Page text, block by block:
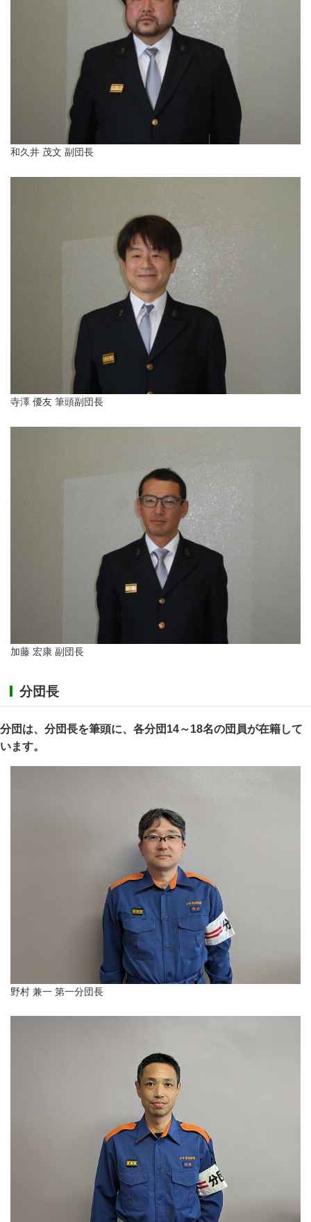
和久井 茂文 副団長
寺澤 優友 筆頭副団長
加藤 宏康 副団長
分団長
分団は、分団長を筆頭に、各分団14～18名の団員が在籍して
います。
野村 兼一 第一分団長